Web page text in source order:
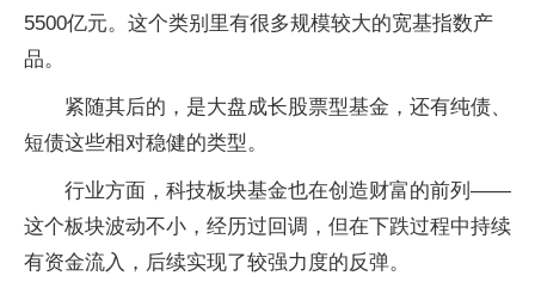
5500亿元。这个类别里有很多规模较大的宽基指数产
品。
紧随其后的，是大盘成长股票型基金，还有纯债、
短债这些相对稳健的类型。
行业方面，科技板块基金也在创造财富的前列——
这个板块波动不小，经历过回调，但在下跌过程中持续
有资金流入，后续实现了较强力度的反弹。